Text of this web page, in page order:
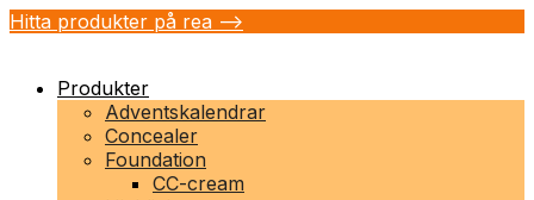
Hitta produkter på rea -->
Produkter
Adventskalendrar
Concealer
Foundation
CC-cream